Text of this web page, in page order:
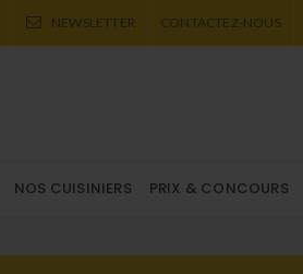
NEWSLETTER CONTACTEZ-NOUS
NOS CUISINIERS PRIX & CONCOURS